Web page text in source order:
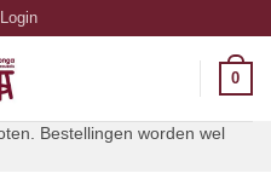
Login
0
Bestellingen worden wel